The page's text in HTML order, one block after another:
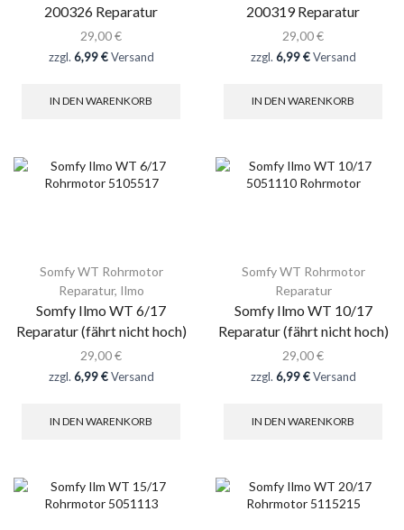
200326 Reparatur
29,00€
zzgl. 6,99 €Versand
IN DEN WARENKORB
200319 Reparatur
29,00€
zzgl. 6,99 €Versand
IN DEN WARENKORB
Somfy WT Rohrmotor
Reparatur, Ilmo
Somfy Ilmo WT 6/17
Reparatur (fährt nicht hoch)
29,00€
zzgl. 6,99 €Versand
IN DEN WARENKORB
Somfy WT Rohrmotor
Reparatur
Somfy Ilmo WT 10/17
Reparatur (fährt nicht hoch)
29,00€
zzgl. 6,99 €Versand
IN DEN WARENKORB